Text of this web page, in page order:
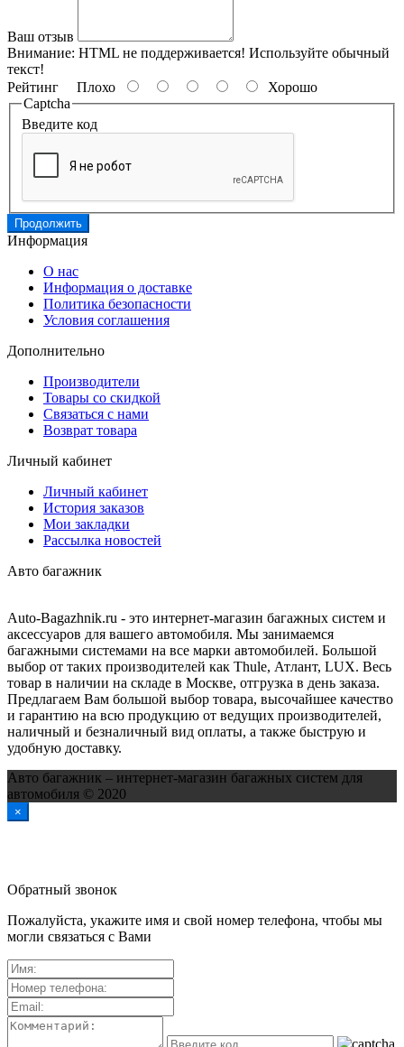
Ваш отзыв
Внимание: HTML не поддерживается! Используйте обычный
текст!
Рейтинг Плохо
Хорошо
Captcha
Введите код
Продолжить
Информация
О нас
Информация о доставке
Политика безопасности
Условия соглашения
Дополнительно
Производители
Товары со скидкой
Связаться с нами
Возврат товара
Личный кабинет
Личный кабинет
История заказов
Мои закладки
Рассылка новостей
Авто багажник
Auto-Bagazhnik.ru - это интернет-магазин багажных систем и
аксессуаров для вашего автомобиля. Мы занимаемся
багажными системами на все марки автомобилей. Большой
выбор от таких производителей как Thule, Атлант, LUX. Весь
товар в наличии на складе в Москве, отгрузка в день заказа.
Предлагаем Вам большой выбор товара, высочайшее качество
и гарантию на всю продукцию от ведущих производителей,
наличный и безналичный вид оплаты, а также быструю и
удобную доставку.
Авто багажник – интернет-магазин багажных систем для
автомобиля © 2020
×
Обратный звонок
Пожалуйста, укажите имя и свой номер телефона, чтобы мы
могли связаться с Вами